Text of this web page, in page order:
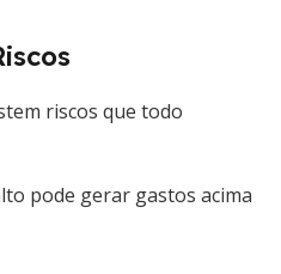
riscos que todo
pode gerar gastos acima